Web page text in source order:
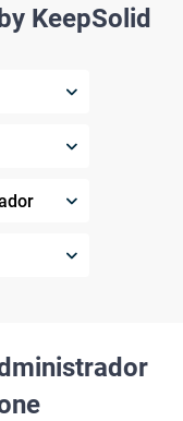
KeepSolid